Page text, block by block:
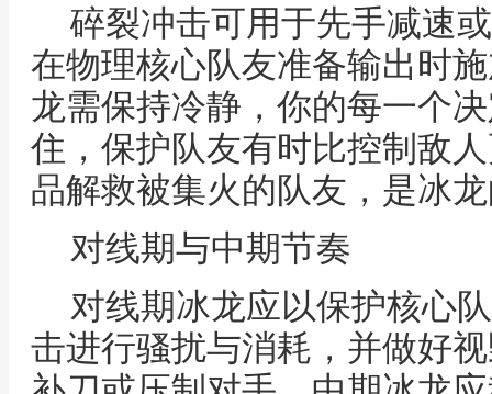
碎裂冲击可用于先手减速
在物理核心队友准备输出时
龙需保持冷静，你的每一个
住，保护队友有时比控制敌
品解救被集火的队友，是冰
对线期与中期节奏
对线期冰龙应以保护核心
击进行骚扰与消耗，并做好